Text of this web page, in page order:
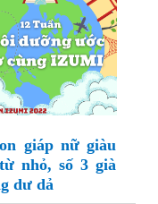
giáp nữ giàu
nhỏ, số 3 già
dư dả